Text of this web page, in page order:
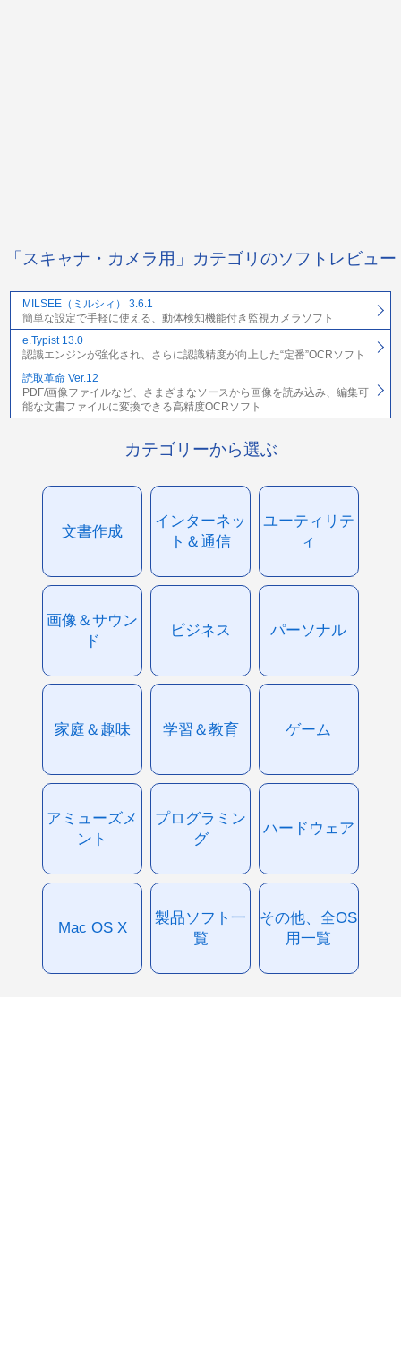
「スキャナ・カメラ用」カテゴリのソフトレビュー
MILSEE（ミルシィ） 3.6.1
簡単な設定で手軽に使える、動体検知機能付き監視カメラソフト
e.Typist 13.0
認識エンジンが強化され、さらに認識精度が向上した“定番”OCRソフト
読取革命 Ver.12
PDF/画像ファイルなど、さまざまなソースから画像を読み込み、編集可
能な文書ファイルに変換できる高精度OCRソフト
カテゴリーから選ぶ
文書作成
インターネッ
ト＆通信
ユーティリテ
ィ
画像＆サウン
ド
ビジネス パーソナル
家庭＆趣味 学習＆教育 ゲーム
アミューズメ
ント
プログラミン
グ
ハードウェア
Mac OS X
製品ソフト一
覧
その他、全OS
用一覧